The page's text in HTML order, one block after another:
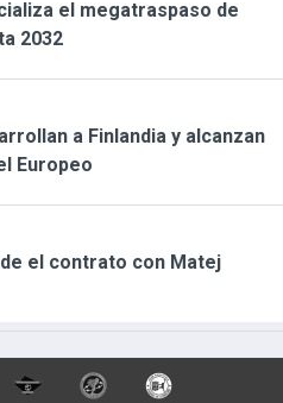
el megatraspaso de
2032
a Finlandia y alcanzan
Europeo
el contrato con Matej